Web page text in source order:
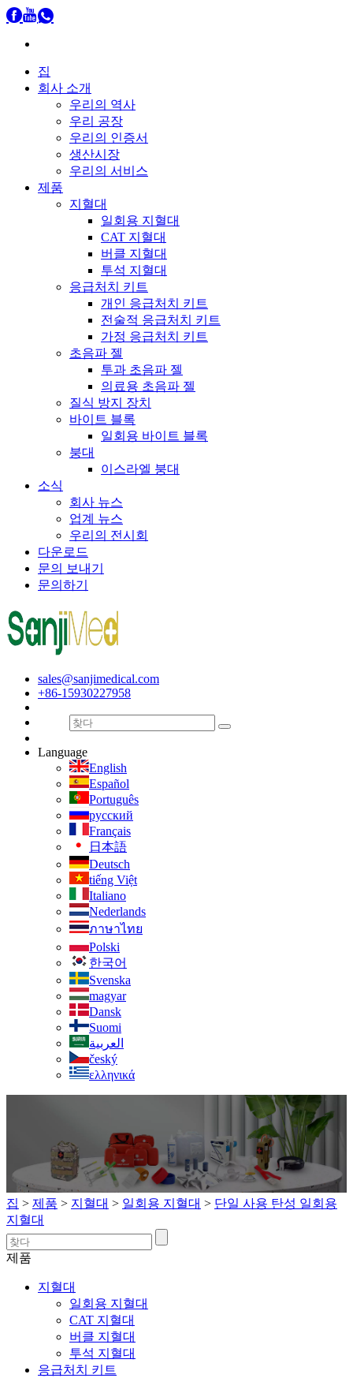
집
회사 소개
우리의 역사
우리 공장
우리의 인증서
생산시장
우리의 서비스
제품
지혈대
일회용 지혈대
CAT 지혈대
버클 지혈대
투석 지혈대
응급처치 키트
개인 응급처치 키트
전술적 응급처치 키트
가정 응급처치 키트
초음파 젤
투과 초음파 젤
의료용 초음파 젤
질식 방지 장치
바이트 블록
일회용 바이트 블록
붕대
이스라엘 붕대
소식
회사 뉴스
업계 뉴스
우리의 전시회
다운로드
문의 보내기
문의하기
sales@sanjimedical.com
+86-15930227958
Language
English
Español
Português
русский
Français
日本語
Deutsch
tiếng Việt
Italiano
Nederlands
ภาษาไทย
Polski
한국어
Svenska
magyar
Dansk
Suomi
العربية
český
ελληνικά
집 > 제품 > 지혈대 > 일회용 지혈대 > 단일 사용 탄성 일회용
지혈대
제품
지혈대
일회용 지혈대
CAT 지혈대
버클 지혈대
투석 지혈대
응급처치 키트